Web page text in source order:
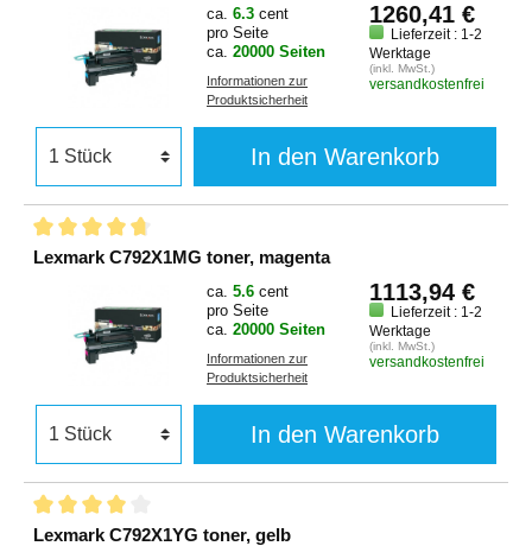
ca. 6.3 cent
pro Seite
ca. 20000 Seiten
Informationen zur
Produktsicherheit
1260,41 €
Lieferzeit : 1-2
Werktage
(inkl. MwSt.)
versandkostenfrei
In den Warenkorb
Lexmark C792X1MG toner, magenta
ca. 5.6 cent
pro Seite
ca. 20000 Seiten
Informationen zur
Produktsicherheit
1113,94 €
Lieferzeit : 1-2
Werktage
(inkl. MwSt.)
versandkostenfrei
In den Warenkorb
Lexmark C792X1YG toner, gelb